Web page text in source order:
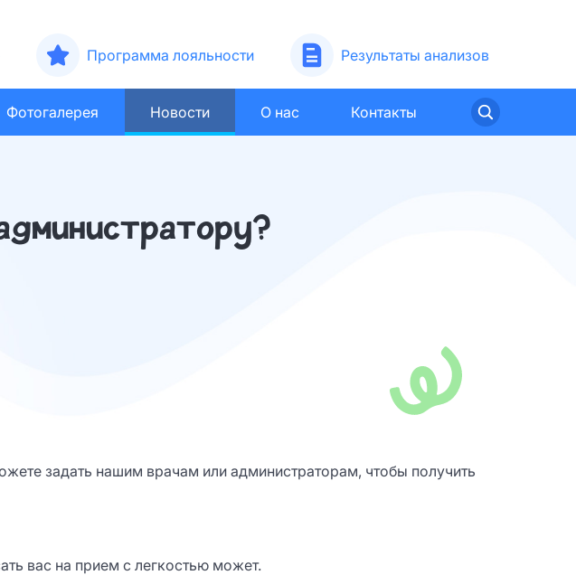
Программа лояльности Результаты анализов
Фотогалерея Новости О нас Контакты
задать нашим врачам или администраторам, чтобы получить
вас на прием с легкостью может.